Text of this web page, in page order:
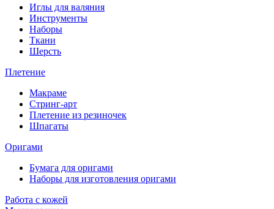
Иглы для валяния
Инструменты
Наборы
Ткани
Шерсть
Плетение
Макраме
Стринг-арт
Плетение из резиночек
Шпагаты
Оригами
Бумага для оригами
Наборы для изготовления оригами
Работа с кожей